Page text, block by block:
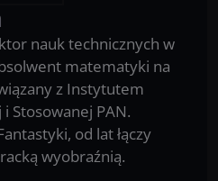
nauk technicznych w
matematyki na
z Instytutem
Stosowanej PAN.
od lat łączy
wyobraźnią.